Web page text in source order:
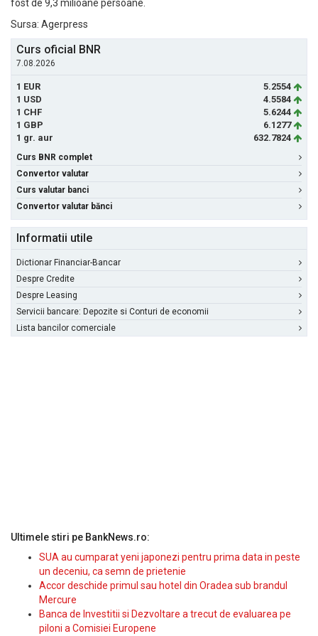
fost de 9,3 milioane persoane.
Sursa: Agerpress
Curs oficial BNR
7.08.2026
1 EUR
5.2554
1 USD
4.5584
1 CHF
5.6244
1 GBP
6.1277
1 gr. aur
632.7824
Curs BNR complet
Convertor valutar
Curs valutar banci
Convertor valutar bănci
Informatii utile
Dictionar Financiar-Bancar
Despre Credite
Despre Leasing
Servicii bancare: Depozite si Conturi de economii
Lista bancilor comerciale
Ultimele stiri pe BankNews.ro:
SUA au cumparat yeni japonezi pentru prima data in peste
un deceniu, ca semn de prietenie
Accor deschide primul sau hotel din Oradea sub brandul
Mercure
Banca de Investitii si Dezvoltare a trecut de evaluarea pe
piloni a Comisiei Europene